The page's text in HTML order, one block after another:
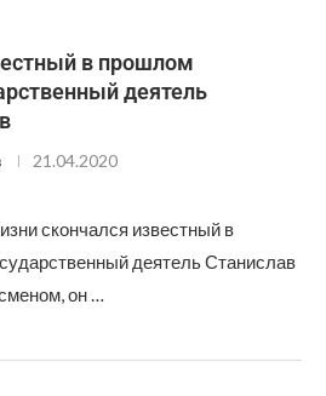
в прошлом
деятель
21.04.2020
скончался известный в
деятель Станислав
он …